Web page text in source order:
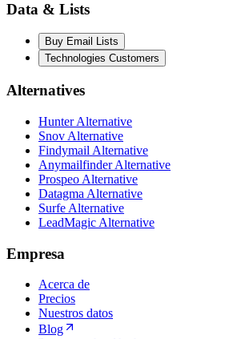
Data & Lists
Buy Email Lists
Technologies Customers
Alternatives
Hunter Alternative
Snov Alternative
Findymail Alternative
Anymailfinder Alternative
Prospeo Alternative
Datagma Alternative
Surfe Alternative
LeadMagic Alternative
Empresa
Acerca de
Precios
Nuestros datos
Blog